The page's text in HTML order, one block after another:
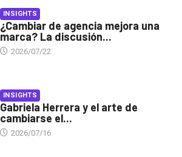
INSIGHTS
¿Cambiar de agencia mejora una
marca? La discusión...
2026/07/22
INSIGHTS
Gabriela Herrera y el arte de
cambiarse el...
2026/07/16